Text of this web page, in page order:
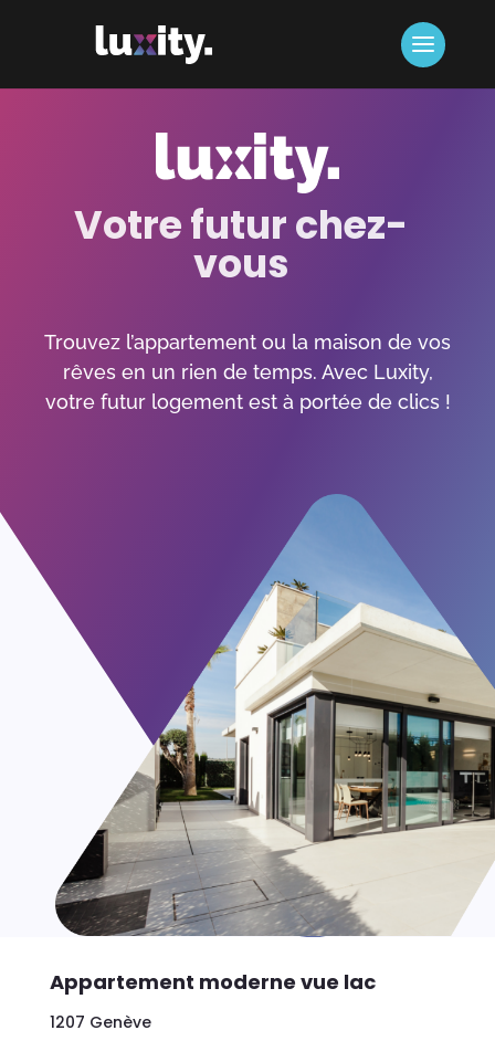
Votre futur chez-
vous
Trouvez l’appartement ou la maison de vos
rêves en un rien de temps. Avec Luxity,
votre futur logement est à portée de clics !
Appartement moderne vue lac
1207 Genève